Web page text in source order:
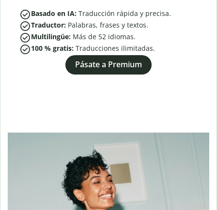
Basado en IA: Traducción rápida y precisa.
Traductor: Palabras, frases y textos.
Multilingüe: Más de 52 idiomas.
100 % gratis: Traducciones ilimitadas.
Pásate a Premium